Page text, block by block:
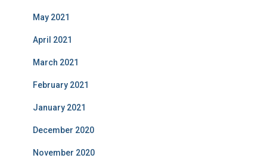
May 2021
April 2021
March 2021
February 2021
January 2021
December 2020
November 2020